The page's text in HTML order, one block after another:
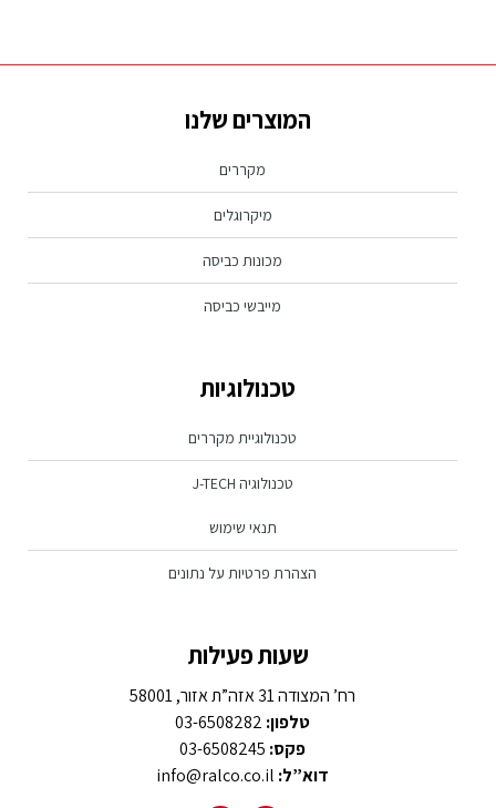
המוצרים שלנו
מקררים
מיקרוגלים
מכונות כביסה
מייבשי כביסה
טכנולוגיות
טכנולוגיית מקררים
טכנולוגיה J-TECH
תנאי שימוש
הצהרת פרטיות על נתונים
שעות פעילות
רח’ המצודה 31 אזה”ת אזור, 58001
טלפון:
פקס:
דוא”ל: